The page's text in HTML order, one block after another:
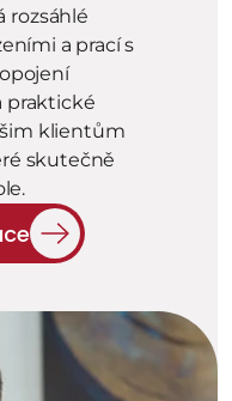
rozsáhlé
a prací s
praktické
klientům
skutečně